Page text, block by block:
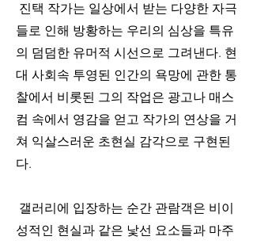
들로 인해 방황하는 우리의 심상을 특유
의 덤덤한 유머적 시선으로 그려낸다. 현
대 사회속 투영된 인간의 욕망에 관한 통
찰에서 비롯된 그의 작업은 광고나 매스
컴 속에서 영감을 얻고 작가의 연상을 거
쳐 익살스러운 초현실 감각으로 구현된
다.
성적인 현실과 같은 낯선 요소들과 마주